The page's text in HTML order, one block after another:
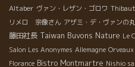
Altaber ヴァン・レザン・ゴロワ Thibaut
リメロ 宗像さん アザミ・デ・ヴァンの
藤田社長 Taiwan Buvons Nature Le
Salon Les Anonymes Allemagne
Florance Bistro Montmartre Nishio